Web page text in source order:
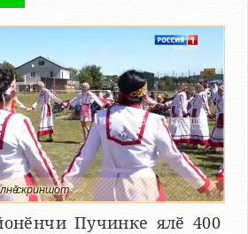
скриншот
Пучинке ялӗ 400